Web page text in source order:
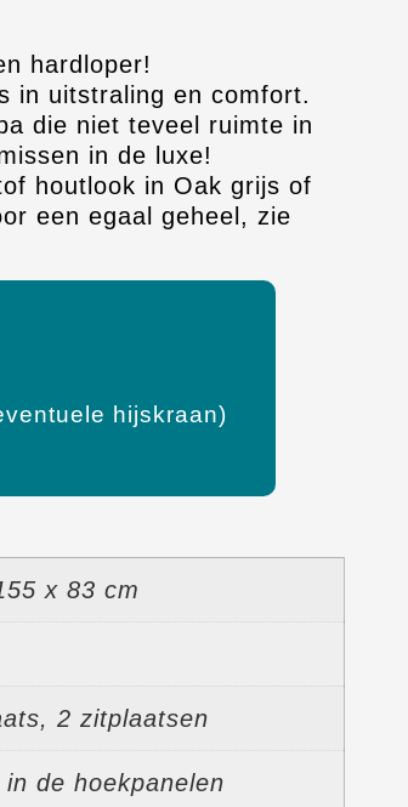
hardloper!
in uitstraling en comfort.
die niet teveel ruimte in
in de luxe!
houtlook in Oak grijs of
een egaal geheel, zie
hijskraan)
x 83 cm
2 zitplaatsen
de hoekpanelen